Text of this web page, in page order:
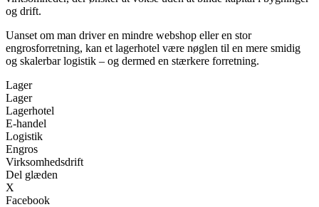
og drift.
Uanset om man driver en mindre webshop eller en stor
engrosforretning, kan et lagerhotel være nøglen til en mere smidig
og skalerbar logistik – og dermed en stærkere forretning.
Lager
Lager
Lagerhotel
E-handel
Logistik
Engros
Virksomhedsdrift
Del glæden
X
Facebook